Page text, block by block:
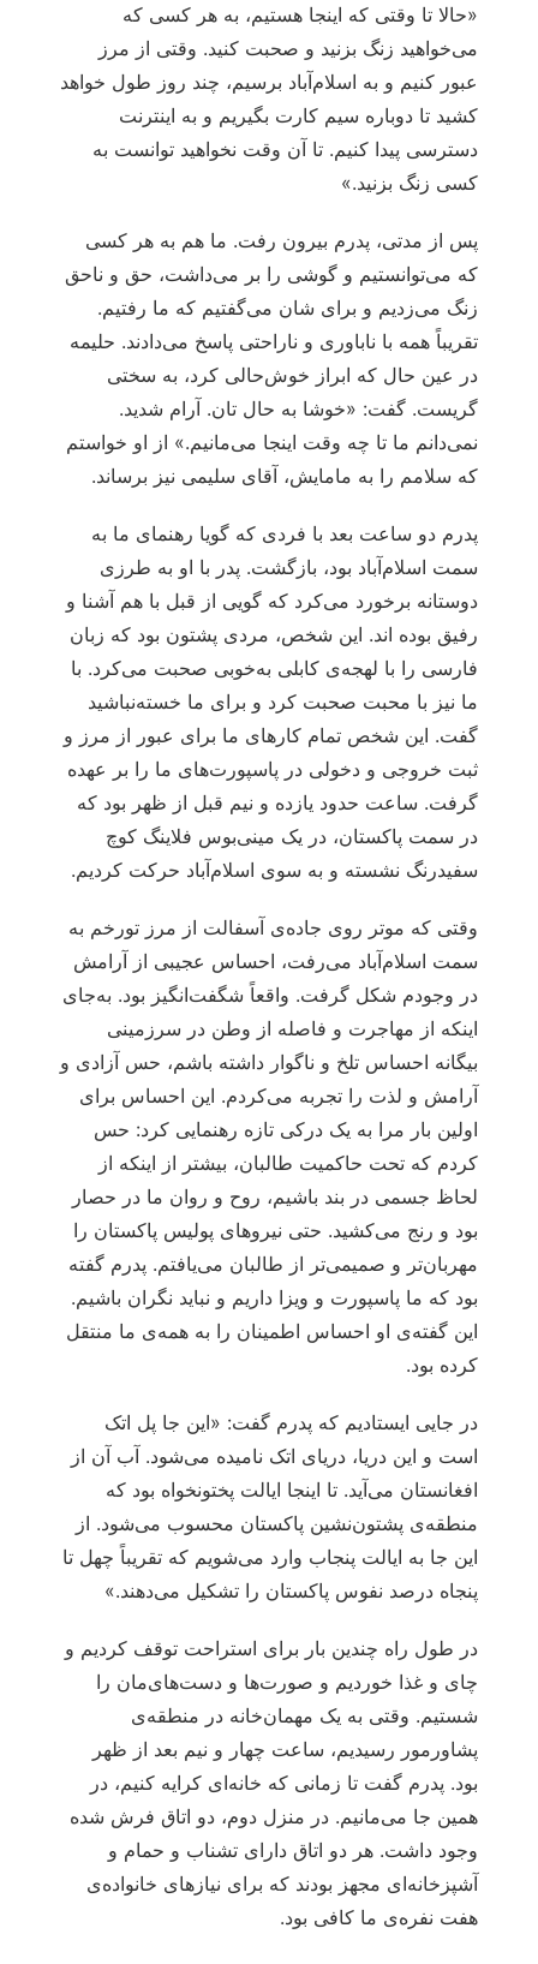
«حالا تا وقتی که اینجا هستیم، به هر کسی که
می‌خواهید زنگ بزنید و صحبت کنید. وقتی از مرز
عبور کنیم و به اسلام‌آباد برسیم، چند روز طول خواهد
کشید تا دوباره سیم کارت بگیریم و به اینترنت
دسترسی پیدا کنیم. تا آن وقت نخواهید توانست به
کسی زنگ بزنید.»
پس از مدتی، پدرم بیرون رفت. ما هم به هر کسی
که می‌توانستیم و گوشی را بر می‌داشت، حق و ناحق
زنگ می‌زدیم و برای شان می‌گفتیم که ما رفتیم.
تقریباً همه با ناباوری و ناراحتی پاسخ می‌دادند. حلیمه
در عین حال که ابراز خوش‌حالی کرد، به سختی
گریست. گفت: «خوشا به حال تان. آرام شدید.
نمی‌دانم ما تا چه وقت اینجا می‌مانیم.» از او خواستم
که سلامم را به مامایش، آقای سلیمی نیز برساند.
پدرم دو ساعت بعد با فردی که گویا رهنمای ما به
سمت اسلام‌آباد بود، بازگشت. پدر با او به طرزی
دوستانه برخورد می‌کرد که گویی از قبل با هم آشنا و
رفیق بوده اند. این شخص، مردی پشتون بود که زبان
فارسی را با لهجه‌ی کابلی به‌خوبی صحبت می‌کرد. با
ما نیز با محبت صحبت کرد و برای ما خسته‌نباشید
گفت. این شخص تمام کارهای ما برای عبور از مرز و
ثبت خروجی و دخولی در پاسپورت‌های‌ ما را بر عهده
گرفت. ساعت حدود یازده و نیم قبل از ظهر بود که
در سمت پاکستان، در یک مینی‌بوس فلاینگ کوچ
سفیدرنگ نشسته و به سوی اسلام‌آباد حرکت کردیم.
وقتی که موتر روی جاده‌ی آسفالت از مرز تورخم به
سمت اسلام‌آباد می‌رفت، احساس عجیبی از آرامش
در وجودم شکل گرفت. واقعاً شگفت‌انگیز بود. به‌جای
اینکه از مهاجرت و فاصله از وطن در سرزمینی
بیگانه احساس تلخ و ناگوار داشته باشم، حس آزادی و
آرامش و لذت را تجربه می‌کردم. این احساس برای
اولین بار مرا به یک درکی تازه رهنمایی کرد: حس
کردم که تحت حاکمیت طالبان، بیشتر از اینکه از
لحاظ جسمی در بند باشیم، روح و روان ما در حصار
بود و رنج می‌کشید. حتی نیروهای پولیس پاکستان را
مهربان‌تر و صمیمی‌تر از طالبان می‌یافتم. پدرم گفته
بود که ما پاسپورت و ویزا داریم و نباید نگران باشیم.
این گفته‌ی او احساس اطمینان را به همه‌ی ما منتقل
کرده بود.
در جایی ایستادیم که پدرم گفت: «این جا پل اتک
است و این دریا، دریای اتک نامیده می‌شود. آب آن از
افغانستان می‌آید. تا اینجا ایالت پختونخواه بود که
منطقه‌‌ی پشتون‌نشین پاکستان محسوب می‌شود. از
این جا به ایالت پنجاب وارد می‌شویم که تقریباً چهل تا
پنجاه درصد نفوس پاکستان را تشکیل می‌دهند.»
در طول راه چندین بار برای استراحت توقف کردیم و
چای و غذا خوردیم و صورت‌ها و دست‌های‌مان را
شستیم. وقتی به یک مهمان‌خانه در منطقه‌ی
پشاورمور رسیدیم، ساعت چهار و نیم بعد از ظهر
بود. پدرم گفت تا زمانی که خانه‌ای کرایه کنیم، در
همین جا می‌مانیم. در منزل دوم، دو اتاق فرش شده
وجود داشت. هر دو اتاق دارای تشناب و حمام و
آشپزخانه‌ای مجهز بودند که برای نیازهای خانواده‌ی
هفت نفره‌ی ما کافی بود.